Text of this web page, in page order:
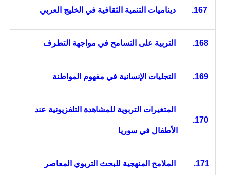
167. ديناميات التنمية الثقافية في الخليج العربي
168. التربية على التسامح في مواجهة التطرف
169. التجليات الإنسانية في مفهوم المواطنة
170.
المتغيرات التربوية للمشاهدة التلفزيونية عند
الأطفال في سوريا
171. الملامح المنهجية للبحث التربوي المعاصر